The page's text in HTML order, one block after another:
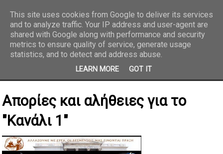
REPORTAZ NET
Απορίες και αλήθειες για το
"Κανάλι 1"
This site uses cookies from Google to deliver its services
and to analyze traffic. Your IP address and user-agent are
shared with Google along with performance and security
metrics to ensure quality of service, generate usage
statistics, and to detect and address abuse.
LEARN MORE GOT IT